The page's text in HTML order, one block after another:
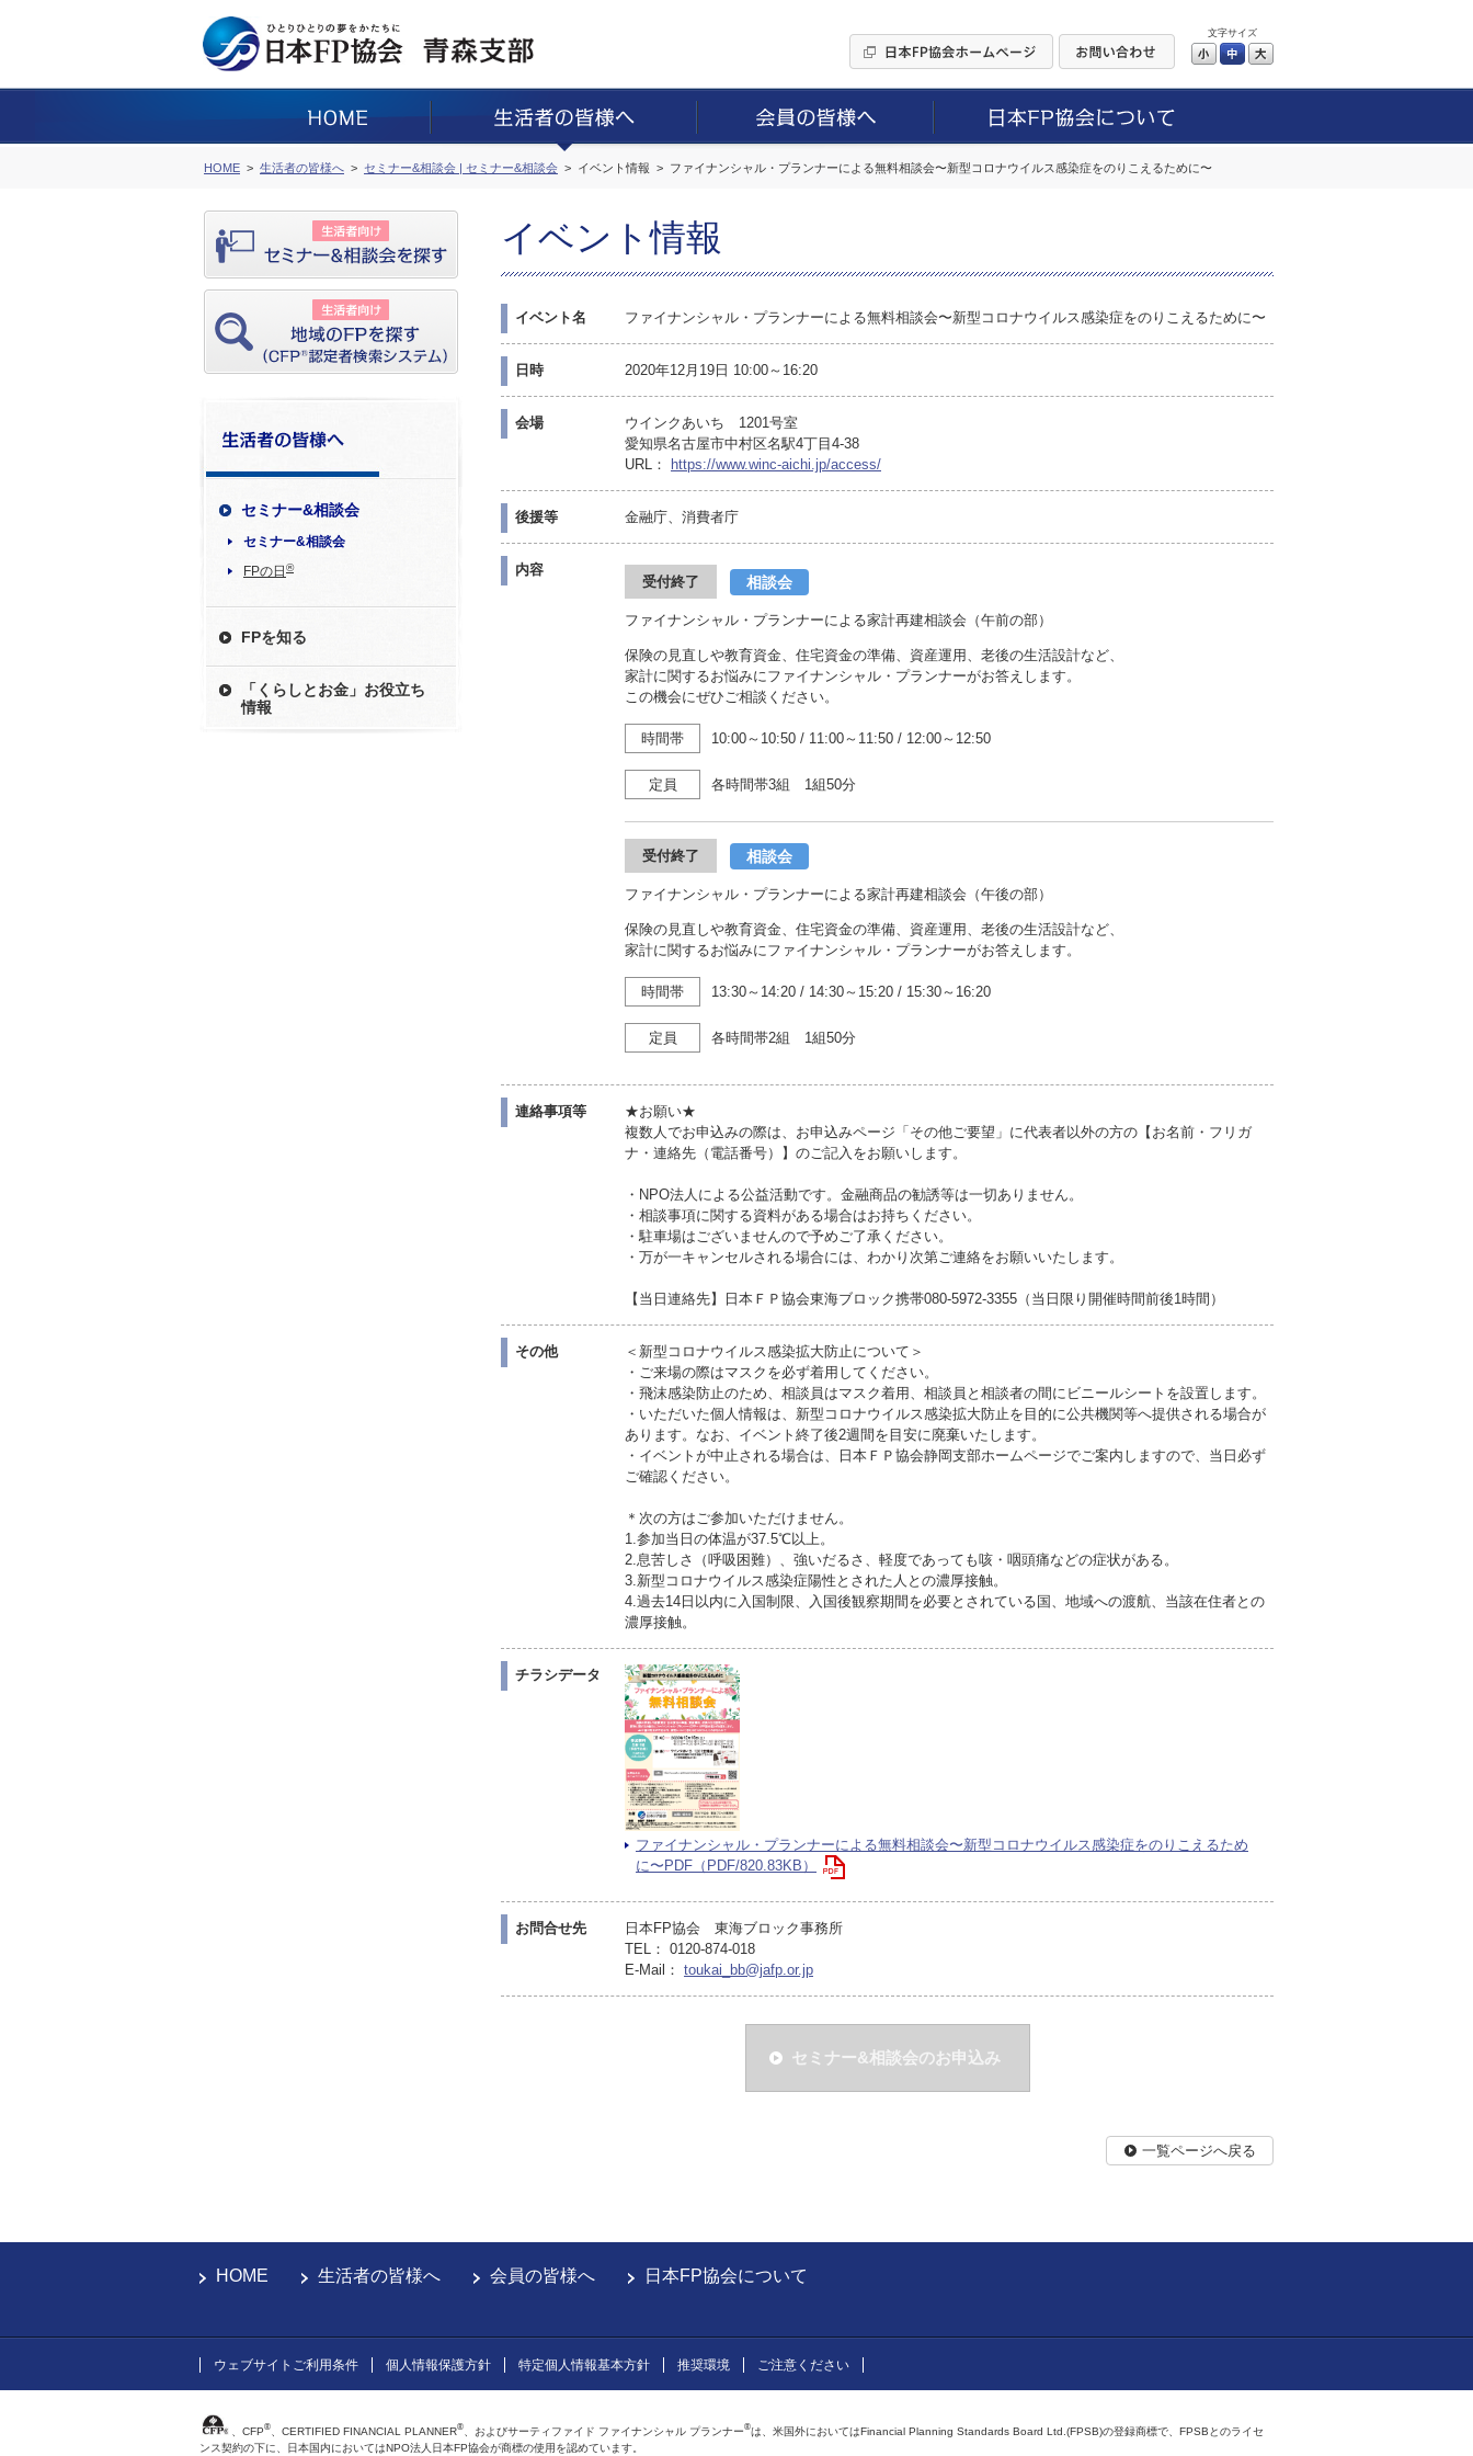
文字サイズ
小 中
HOME 生活者の皆様へ セミナー&相談会 | セミナー&相談会 イベント情報 ファイナンシャル・プランナーによる無料相談会〜新型コロナウイルス感染症をのりこえるために〜
セミナー&相談会
セミナー&相談会
FPの日 ®
FPを知る
「くらしとお金」お役立ち
情報
イベント情報
イベント名 ファイナンシャル・プランナーによる無料相談会〜新型コロナウイルス感染症をのりこえるために〜
日時 2020年12月19日 10:00～16:20
会場
ウインクあいち 1201号室
愛知県名古屋市中村区名駅4丁目4-38
URL：
https://www.winc-aichi.jp/access/
後援等 金融庁、消費者庁
内容
受付終了 相談会
ファイナンシャル・プランナーによる家計再建相談会（午前の部）
保険の見直しや教育資金、住宅資金の準備、資産運用、老後の生活設計など、
家計に関するお悩みにファイナンシャル・プランナーがお答えします。
この機会にぜひご相談ください。
時間帯 10:00～10:50 / 11:00～11:50 / 12:00～12:50
定員 各時間帯3組 1組50分
受付終了 相談会
ファイナンシャル・プランナーによる家計再建相談会（午後の部）
保険の見直しや教育資金、住宅資金の準備、資産運用、老後の生活設計など、
家計に関するお悩みにファイナンシャル・プランナーがお答えします。
時間帯 13:30～14:20 / 14:30～15:20 / 15:30～16:20
定員 各時間帯2組 1組50分
連絡事項等
★お願い★
複数人でお申込みの際は、お申込みページ「その他ご要望」に代表者以外の方の【お名前・フリガ
ナ・連絡先（電話番号）】のご記入をお願いします。
・NPO法人による公益活動です。金融商品の勧誘等は一切ありません。
・相談事項に関する資料がある場合はお持ちください。
・駐車場はございませんので予めご了承ください。
・万が一キャンセルされる場合には、わかり次第ご連絡をお願いいたします。
【当日連絡先】日本ＦＰ協会東海ブロック携帯080-5972-3355（当日限り開催時間前後1時間）
その他
＜新型コロナウイルス感染拡大防止について＞
・ご来場の際はマスクを必ず着用してください。
・飛沫感染防止のため、相談員はマスク着用、相談員と相談者の間にビニールシートを設置します。
・いただいた個人情報は、新型コロナウイルス感染拡大防止を目的に公共機関等へ提供される場合が
あります。なお、イベント終了後2週間を目安に廃棄いたします。
・イベントが中止される場合は、日本ＦＰ協会静岡支部ホームページでご案内しますので、当日必ず
ご確認ください。
＊次の方はご参加いただけません。
1.参加当日の体温が37.5℃以上。
2.息苦しさ（呼吸困難）、強いだるさ、軽度であっても咳・咽頭痛などの症状がある。
3.新型コロナウイルス感染症陽性とされた人との濃厚接触。
4.過去14日以内に入国制限、入国後観察期間を必要とされている国、地域への渡航、当該在住者との
濃厚接触。
チラシデータ
ファイナンシャル・プランナーによる無料相談会〜新型コロナウイルス感染症をのりこえるため
に〜PDF（PDF/820.83KB）
お問合せ先
日本FP協会 東海ブロック事務所
TEL： 0120-874-018
E-Mail： toukai_bb@jafp.or.jp
セミナー&相談会のお申込み
一覧ページへ戻る
HOME 生活者の皆様へ 会員の皆様へ 日本FP協会について
ウェブサイトご利用条件 個人情報保護方針 特定個人情報基本方針 推奨環境 ご注意ください
、CFP® 、CERTIFIED FINANCIAL PLANNER® 、およびサーティファイド ファイナンシャル プランナー®は、米国外においてはFinancial Planning Standards Board Ltd.(FPSB)の登録商標で、FPSBとのライセ
ンス契約の下に、日本国内においてはNPO法人日本FP協会が商標の使用を認めています。